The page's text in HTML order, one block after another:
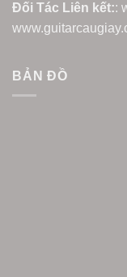
Đối Tác Liên kết::
BẢN ĐỒ